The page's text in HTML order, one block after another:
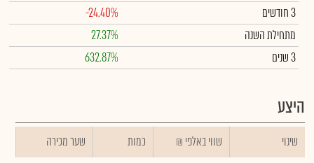
3 חודשים
-24.40%
מתחילת השנה
27.37%
3 שנים
632.87%
היצע
שינוי ₪ שווי באלפי כמות
שער מכירה